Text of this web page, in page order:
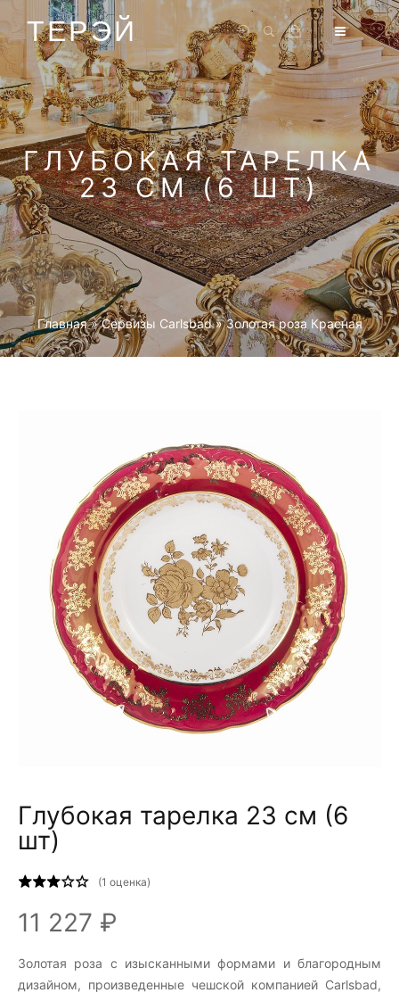
ТЕРЭЙ
ГЛУБОКАЯ ТАРЕЛКА
23 СМ (6 ШТ)
Главная »Cервизы Carlsbad »Золотая роза Красная
Глубокая тарелка 23 см (6
шт)
(1 оценка)
11 227 ₽
Золотая роза c изысканными формами и благородным
дизайном, произведенные чешской компанией Carlsbad,